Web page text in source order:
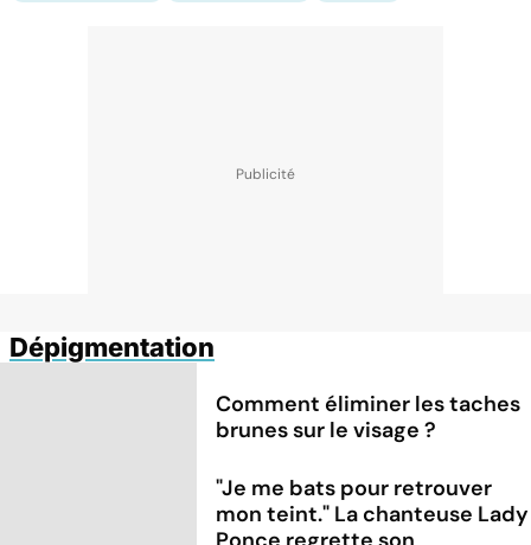
Dépigmentation
Comment éliminer les taches
brunes sur le visage ?
"Je me bats pour retrouver
mon teint." La chanteuse Lady